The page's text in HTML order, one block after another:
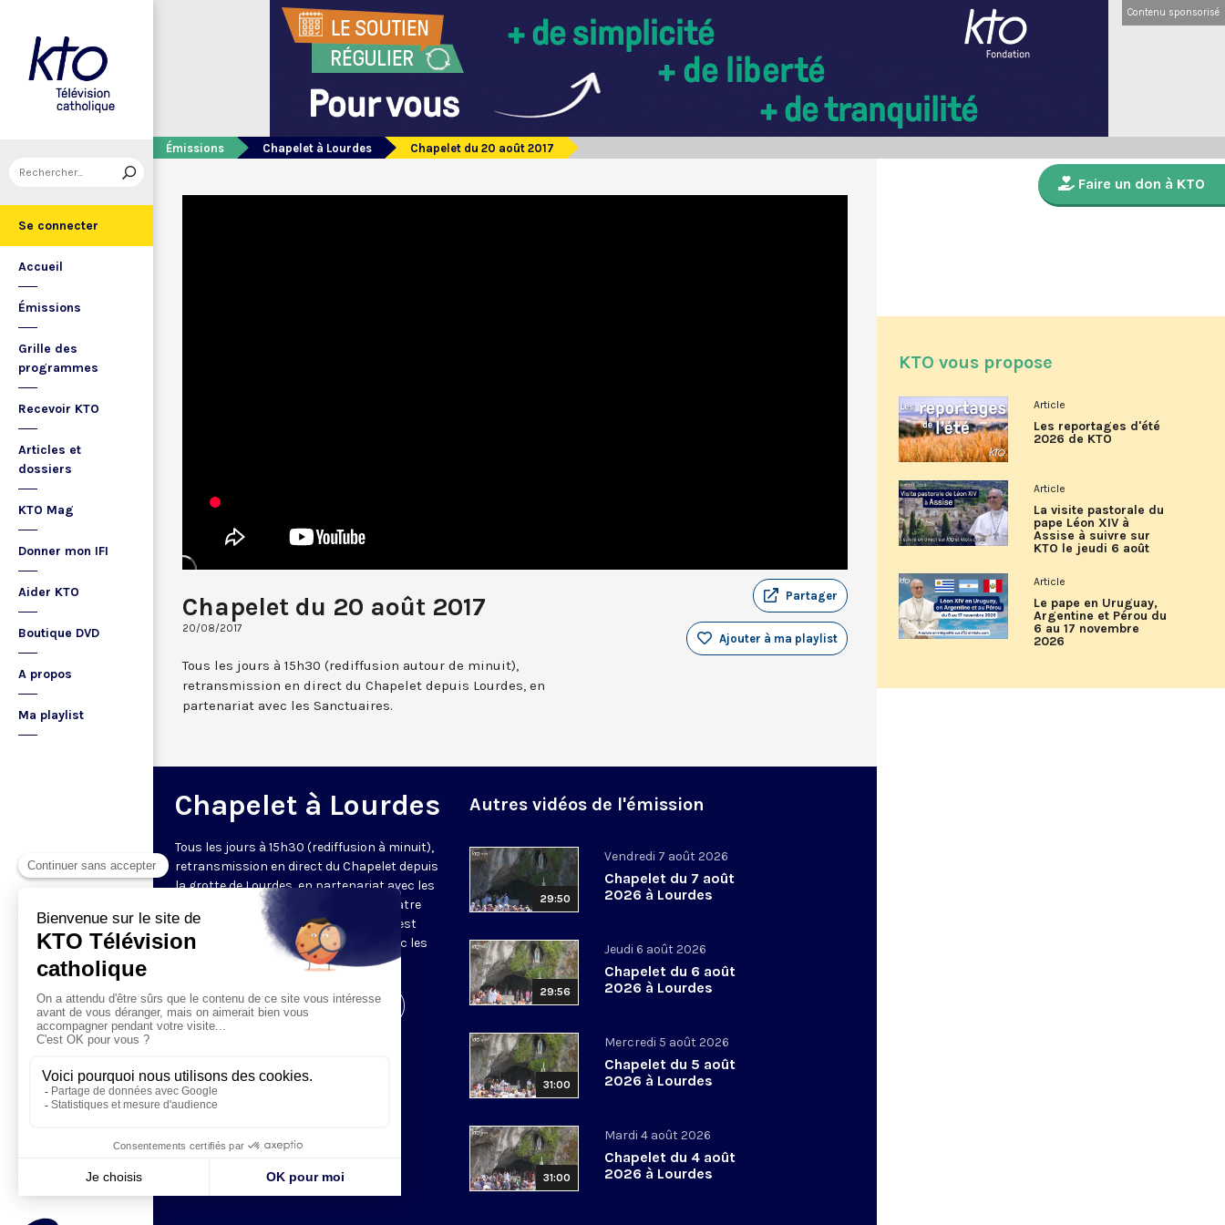
Se connecter
Accueil
Émissions
Grille des
programmes
Recevoir KTO
Articles et
dossiers
KTO Mag
Donner mon IFI
Aider KTO
Boutique DVD
A propos
Ma playlist
Contenu sponsorisé
Émissions Chapelet à Lourdes Chapelet du 20 août 2017
Chapelet du 20 août 2017
20/08/2017
Partager
Ajouter à ma playlist
Tous les jours à 15h30 (rediffusion autour de minuit),
retransmission en direct du Chapelet depuis Lourdes, en
partenariat avec les Sanctuaires.
Chapelet à Lourdes
Tous les jours à 15h30 (rediffusion à minuit),
retransmission en direct du Chapelet depuis
la grotte de Lourdes, en partenariat avec les
Sanctuaires. Chaque jour, l'une des quatre
méditations des mystères du Rosaire est
proposée en communion de prière avec les
Visiter la page de l'émission
Autres vidéos de l'émission
29:50
Vendredi 7 août 2026
Chapelet du 7 août
2026 à Lourdes
29:56
Jeudi 6 août 2026
Chapelet du 6 août
2026 à Lourdes
31:00
Mercredi 5 août 2026
Chapelet du 5 août
2026 à Lourdes
31:00
Mardi 4 août 2026
Chapelet du 4 août
2026 à Lourdes
Faire un don à KTO
KTO vous propose
Article
Les reportages d'été
2026 de KTO
Article
La visite pastorale du
pape Léon XIV à
Assise à suivre sur
KTO le jeudi 6 août
Article
Le pape en Uruguay,
Argentine et Pérou du
6 au 17 novembre
2026